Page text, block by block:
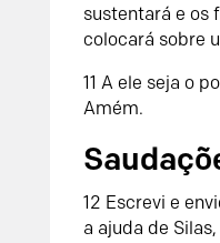
sustentará e os
colocará sobre
11 A ele seja o
Amém.
12 Escrevi e
a ajuda de